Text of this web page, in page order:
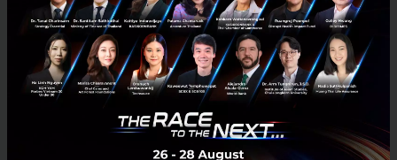
กรกฎาคม 18, 2019| By Techsauce Team
312
Tech & Biz Singha Wongnai FoodTech LINE FOOD TECH